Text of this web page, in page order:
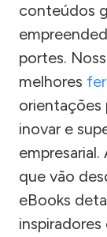
conteúdos
portes.
melhores
orientações
inovar e
que vão
eBooks